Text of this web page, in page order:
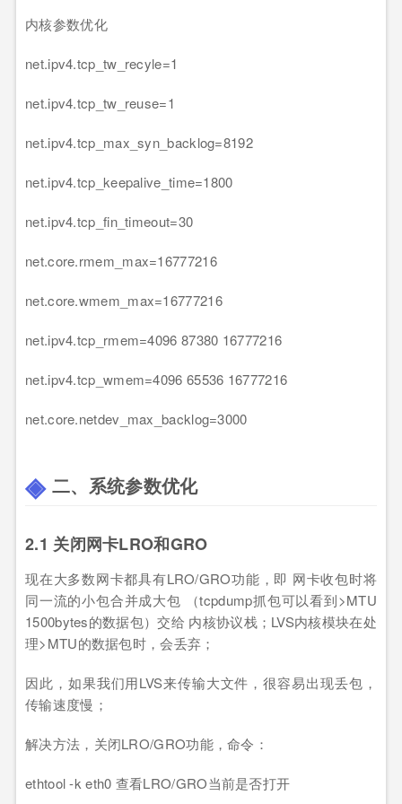
内核参数优化
net.ipv4.tcp_tw_recyle=1
net.ipv4.tcp_tw_reuse=1
net.ipv4.tcp_max_syn_backlog=8192
net.ipv4.tcp_keepalive_time=1800
net.ipv4.tcp_fin_timeout=30
net.core.rmem_max=16777216
net.core.wmem_max=16777216
net.ipv4.tcp_rmem=4096 87380 16777216
net.ipv4.tcp_wmem=4096 65536 16777216
net.core.netdev_max_backlog=3000
二、系统参数优化
2.1 关闭网卡LRO和GRO
现在大多数网卡都具有LRO/GRO功能，即 网卡收包时将
同一流的小包合并成大包 （tcpdump抓包可以看到>MTU
1500bytes的数据包）交给 内核协议栈；LVS内核模块在处
理>MTU的数据包时，会丢弃；
因此，如果我们用LVS来传输大文件，很容易出现丢包，
传输速度慢；
解决方法，关闭LRO/GRO功能，命令：
ethtool -k eth0 查看LRO/GRO当前是否打开